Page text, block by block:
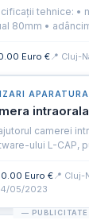
tehnice: •
80mm •
•
Euro €📍 Cluj-
APARATURA
camerei
ului L-CAP,
le puteți
Euro €📍 Cluj-
05/2023